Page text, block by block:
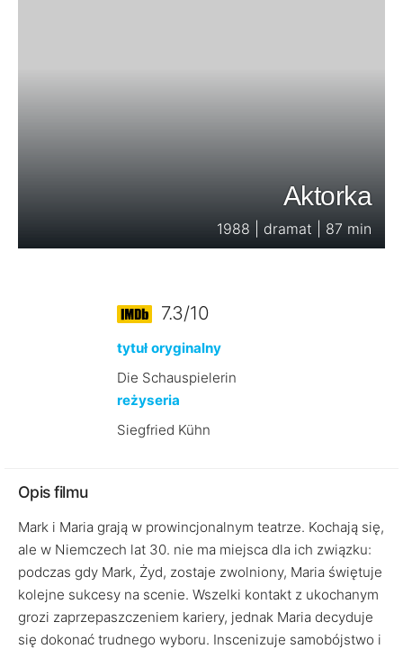
Aktorka
1988 | dramat | 87 min
7.3/10
tytuł oryginalny
Die Schauspielerin
reżyseria
Siegfried Kühn
Opis filmu
Mark i Maria grają w prowincjonalnym teatrze. Kochają się,
ale w Niemczech lat 30. nie ma miejsca dla ich związku:
podczas gdy Mark, Żyd, zostaje zwolniony, Maria świętuje
kolejne sukcesy na scenie. Wszelki kontakt z ukochanym
grozi zaprzepaszczeniem kariery, jednak Maria decyduje
się dokonać trudnego wyboru. Inscenizuje samobójstwo i